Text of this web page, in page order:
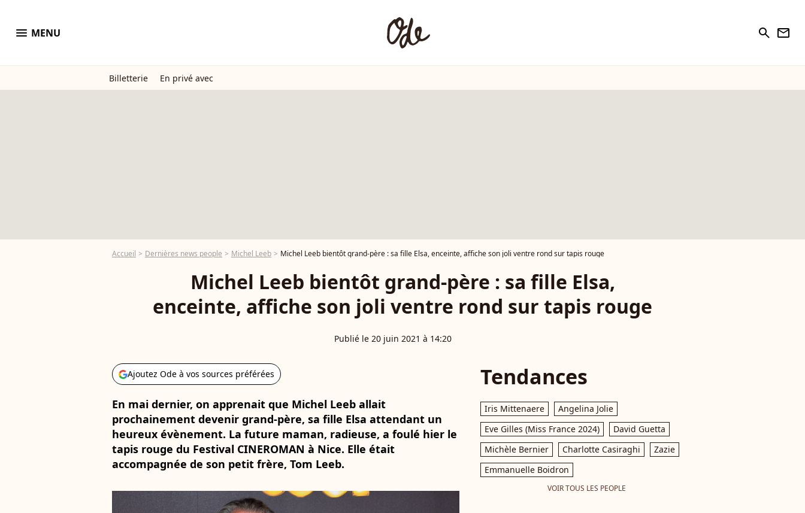
menu MENU search newsletter
Billetterie En privé avec
Accueil Dernières news people Michel Leeb Michel Leeb bientôt grand-père : sa fille Elsa, enceinte, affiche son joli ventre rond sur tapis rouge
Michel Leeb bientôt grand-père : sa fille Elsa,
enceinte, affiche son joli ventre rond sur tapis rouge
Publié le 20 juin 2021 à 14:20
Ajoutez Ode à vos sources préférées
En mai dernier, on apprenait que Michel Leeb allait
prochainement devenir grand-père, sa fille Elsa attendant un
heureux évènement. La future maman, radieuse, a foulé hier le
tapis rouge du Festival CINEROMAN à Nice. Elle était
accompagnée de son petit frère, Tom Leeb.
Tendances
Iris Mittenaere
Angelina Jolie
Eve Gilles (Miss France 2024)
David Guetta
Michèle Bernier
Charlotte Casiraghi
Zazie
Emmanuelle Boidron
VOIR TOUS LES PEOPLE